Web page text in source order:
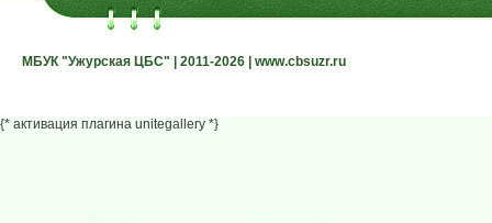
МБУК "Ужурская ЦБС" | 2011-2026 | www.cbsuzr.ru
МБУК "Ужурская ЦБС" | 2011-2026 | www.cbsuzr.ru
{* активация плагина unitegallery *}